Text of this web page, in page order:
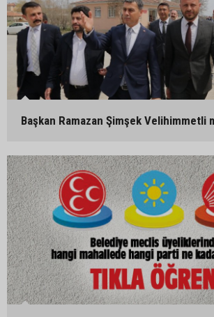
Başkan Ramazan Şimşek Velihimmetli